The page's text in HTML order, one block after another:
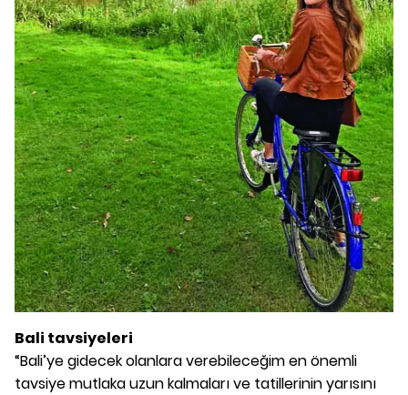
Bali tavsiyeleri
“Bali’ye gidecek olanlara verebileceğim en önemli
tavsiye mutlaka uzun kalmaları ve tatillerinin yarısını